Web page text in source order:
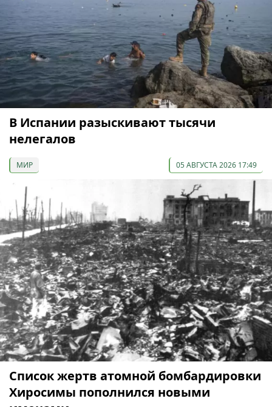
В Испании разыскивают тысячи
нелегалов
МИР 05 АВГУСТА 2026 17:49
Список жертв атомной бомбардировки
Хиросимы пополнился новыми